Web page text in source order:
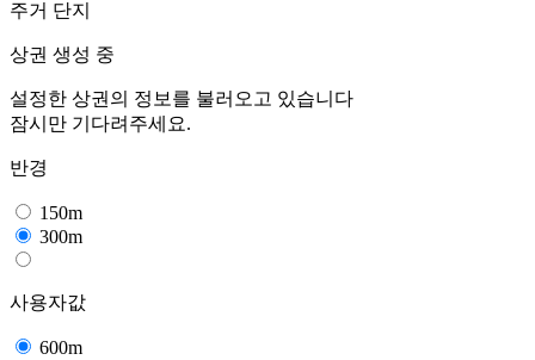
주거 단지
상권 생성 중
설정한 상권의 정보를 불러오고 있습니다
잠시만 기다려주세요.
반경
150m
300m
사용자값
600m